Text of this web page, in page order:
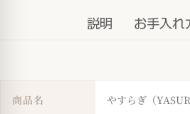
説明 お手入れ
商品名 やすらぎ（